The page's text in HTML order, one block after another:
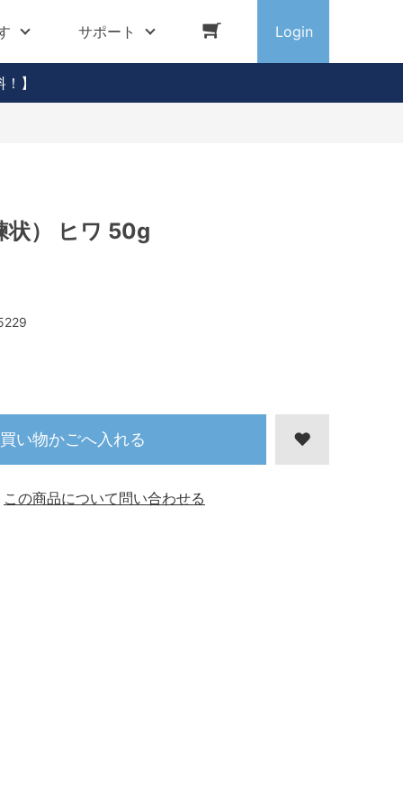
サポート Login
】
状） ヒワ 50g
買い物かごへ入れる
この商品について問い合わせる